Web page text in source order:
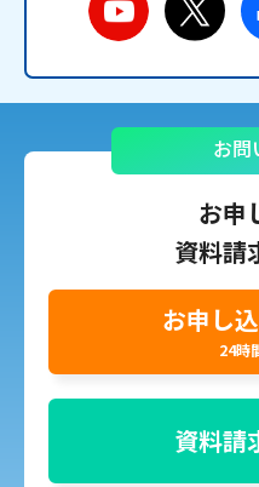
お問
お申
資料請
お申し
24時
資料請